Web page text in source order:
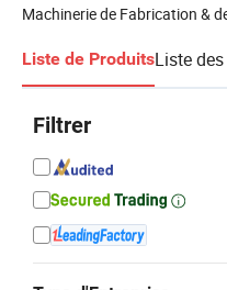
Machinerie de Fabrication &
Liste de ProduitsListe
Filtrer